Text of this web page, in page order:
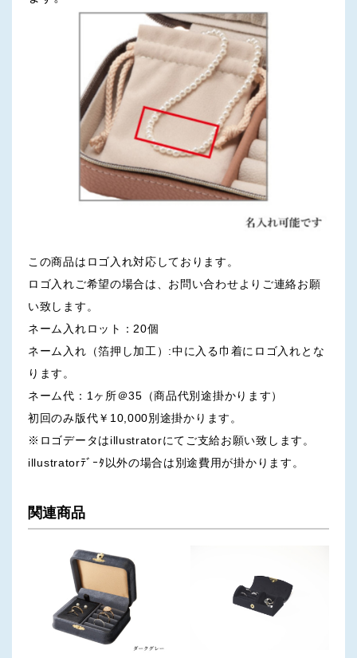
この商品はロゴ入れ対応しております。
ロゴ入れご希望の場合は、お問い合わせよりご連絡お願
い致します。
ネーム入れロット：20個
ネーム入れ（箔押し加工）:中に入る巾着にロゴ入れとな
ります。
ネーム代：1ヶ所＠35（商品代別途掛かります）
初回のみ版代￥10,000別途掛かります。
※ロゴデータはillustratorにてご支給お願い致します。
illustratorﾃﾞｰﾀ以外の場合は別途費用が掛かります。
関連商品